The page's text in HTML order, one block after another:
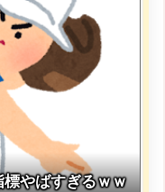
やばすぎるｗｗ